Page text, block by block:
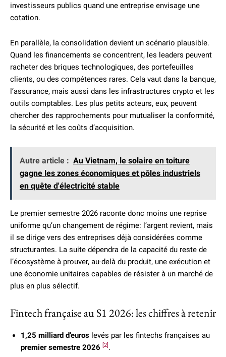
investisseurs publics quand une entreprise envisage une
cotation.
En parallèle, la consolidation devient un scénario plausible.
Quand les financements se concentrent, les leaders peuvent
racheter des briques technologiques, des portefeuilles
clients, ou des compétences rares. Cela vaut dans la banque,
l’assurance, mais aussi dans les infrastructures crypto et les
outils comptables. Les plus petits acteurs, eux, peuvent
chercher des rapprochements pour mutualiser la conformité,
la sécurité et les coûts d’acquisition.
Autre article : Au Vietnam, le solaire en toiture
gagne les zones économiques et pôles industriels
en quête d'électricité stable
Le premier semestre 2026 raconte donc moins une reprise
uniforme qu’un changement de régime: l’argent revient, mais
il se dirige vers des entreprises déjà considérées comme
structurantes. La suite dépendra de la capacité du reste de
l’écosystème à prouver, au-delà du produit, une exécution et
une économie unitaires capables de résister à un marché de
plus en plus sélectif.
Fintech française au S1 2026: les chiffres à retenir
1,25 milliard d’euros levés par les fintechs françaises au
premier semestre 2026
[2] .